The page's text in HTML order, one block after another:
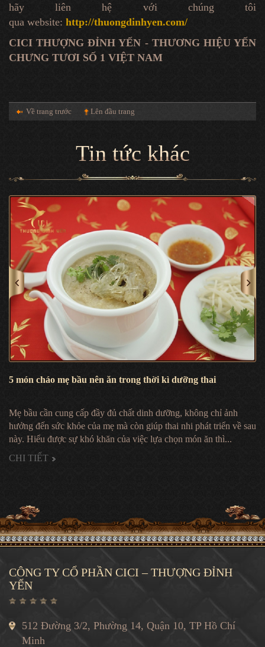
hãy liên hệ với chúng tôi
qua website: http://thuongdinhyen.com/
CICI THƯỢNG ĐỈNH YẾN - THƯƠNG HIỆU YẾN
CHƯNG TƯƠI SỐ 1 VIỆT NAM
Về trang trước Lên đầu trang
Tin tức khác
thời kì dưỡng thai
dinh dưỡng, không chỉ ảnh
giúp thai nhi phát triển về sau
việc lựa chọn món ăn thì...
Dinh Dưỡng Cho Mẹ Bầu Từ
Khi biết mình đang có thai thì
hấp thụ đầy đủ các dưỡng chất
CHI TIẾT
CÔNG TY CỔ PHẦN CICI – THƯỢNG ĐỈNH
YẾN
512 Đường 3/2, Phường 14, Quận 10, TP Hồ Chí
Minh